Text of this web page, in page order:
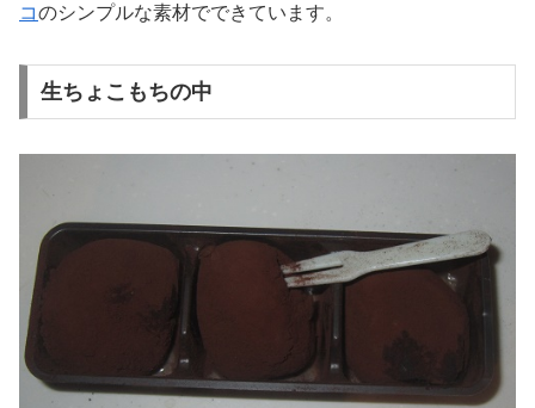
コのシンプルな素材でできています。
生ちょこもちの中